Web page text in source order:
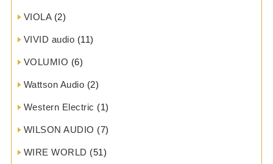
VIOLA(2)
VIVID audio (11)
VOLUMIO (6)
Wattson Audio (2)
Western Electric (1)
WILSON AUDIO (7)
WIRE WORLD (51)